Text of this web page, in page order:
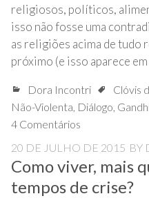
religiosos, políticos,
isso não fosse uma
as religiões acima de tudo
próximo (e isso aparece
Dora Incontri Clóvis
Não-Violenta, Diálogo,
4 Comentários
20 DE JULHO DE 2015 BY
Como viver, mais
tempos de crise?